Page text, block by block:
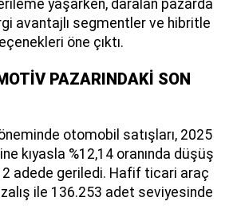
yaşarken, daralan pazarda
avantajlı segmentler ve hibritle
öne çıktı.
PAZARINDAKİ SON
otomobil satışları, 2025
kıyasla %12,14 oranında düşüş
adede geriledi. Hafif ticari araç
ile 136.253 adet seviyesinde